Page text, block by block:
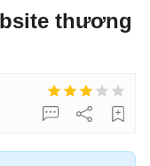
thương